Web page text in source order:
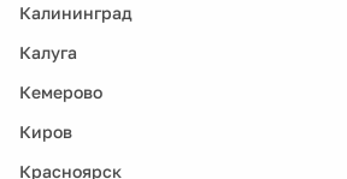
Калининград
Калуга
Кемерово
Киров
Красноярск